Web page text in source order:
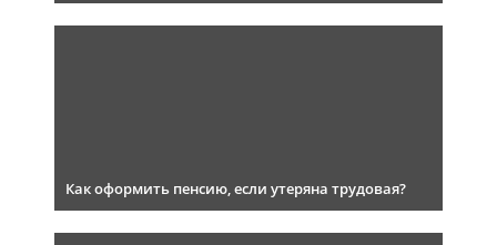
Как оформить пенсию, если утеряна трудовая?